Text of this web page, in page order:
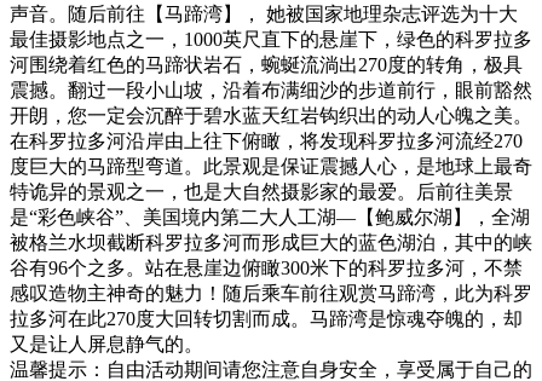
声音。随后前往【马蹄湾】， 她被国家地理杂志评选为十大
最佳摄影地点之一，1000英尺直下的悬崖下，绿色的科罗拉多
河围绕着红色的马蹄状岩石，蜿蜒流淌出270度的转角，极具
震撼。翻过一段小山坡，沿着布满细沙的步道前行，眼前豁然
开朗，您一定会沉醉于碧水蓝天红岩钩织出的动人心魄之美。
在科罗拉多河沿岸由上往下俯瞰，将发现科罗拉多河流经270
度巨大的马蹄型弯道。此景观是保证震撼人心，是地球上最奇
特诡异的景观之一，也是大自然摄影家的最爱。后前往美景
是“彩色峡谷”、美国境内第二大人工湖—【鲍威尔湖】，全湖
被格兰水坝截断科罗拉多河而形成巨大的蓝色湖泊，其中的峡
谷有96个之多。站在悬崖边俯瞰300米下的科罗拉多河，不禁
感叹造物主神奇的魅力！随后乘车前往观赏马蹄湾，此为科罗
拉多河在此270度大回转切割而成。马蹄湾是惊魂夺魄的，却
又是让人屏息静气的。
温馨提示：自由活动期间请您注意自身安全，享受属于自己的